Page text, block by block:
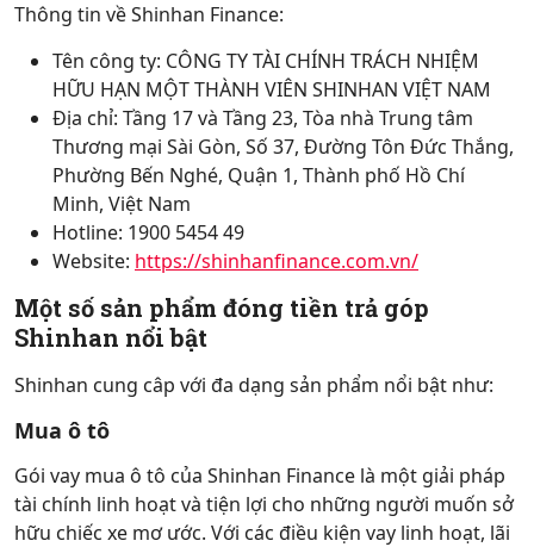
Thông tin về Shinhan Finance:
Tên công ty: CÔNG TY TÀI CHÍNH TRÁCH NHIỆM
HỮU HẠN MỘT THÀNH VIÊN SHINHAN VIỆT NAM
Địa chỉ: Tầng 17 và Tầng 23, Tòa nhà Trung tâm
Thương mại Sài Gòn, Số 37, Đường Tôn Đức Thắng,
Phường Bến Nghé, Quận 1, Thành phố Hồ Chí
Minh, Việt Nam
Hotline: 1900 5454 49
Website: https://shinhanfinance.com.vn/
Một số sản phẩm đóng tiền trả góp
Shinhan nổi bật
Shinhan cung câp với đa dạng sản phẩm nổi bật như:
Mua ô tô
Gói vay mua ô tô của Shinhan Finance là một giải pháp
tài chính linh hoạt và tiện lợi cho những người muốn sở
hữu chiếc xe mơ ước. Với các điều kiện vay linh hoạt, lãi